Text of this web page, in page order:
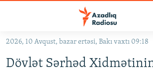
Əsas
qayıt
2026, 10 Avqust, bazar ertəsi, Bakı vaxtı 09:18
Dövlət Sərhəd